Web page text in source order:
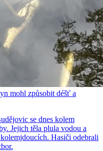
mohl způsobit déšť a
se dnes kolem
Jejich těla plula vodou a
Hasiči odebrali